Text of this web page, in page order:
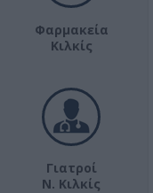
Φαρμακεία
Κιλκίς
Γιατροί
Ν. Κιλκίς